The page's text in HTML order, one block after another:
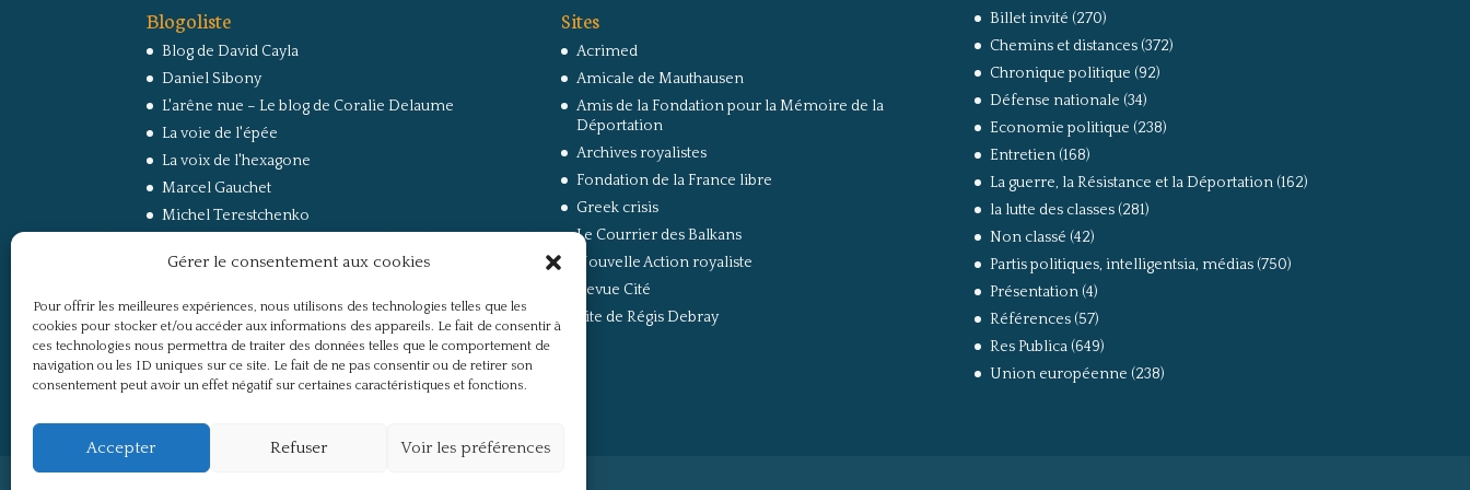
Gérer le consentement aux cookies
Pour offrir les meilleures expériences, nous utilisons des technologies telles que les
cookies pour stocker et/ou accéder aux informations des appareils. Le fait de consentir à
ces technologies nous permettra de traiter des données telles que le comportement de
navigation ou les ID uniques sur ce site. Le fait de ne pas consentir ou de retirer son
consentement peut avoir un effet négatif sur certaines caractéristiques et fonctions.
Accepter Refuser Voir les préférences
Blogoliste
Blog de David Cayla
Daniel Sibony
L'arêne nue – Le blog de Coralie Delaume
La voie de l'épée
La voix de l'hexagone
Marcel Gauchet
Michel Terestchenko
RussEurope – Le Carnet de Jacques Sapir sur la
Secret Défense
Un regard sur la Russie
Sites
Acrimed
Amicale de Mauthausen
Amis de la Fondation pour la Mémoire de la
Déportation
Archives royalistes
Fondation de la France libre
Greek crisis
Le Courrier des Balkans
Nouvelle Action royaliste
Revue Cité
Site de Régis Debray
Billet invité (270)
Chemins et distances(372)
Chronique politique (92)
Défense nationale (34)
Economie politique (238)
Entretien(168)
La guerre, la Résistance et la Déportation(162)
la lutte des classes(281)
Non classé (42)
Partis politiques, intelligentsia, médias(750)
Présentation(4)
Références(57)
Res Publica(649)
Union européenne (238)